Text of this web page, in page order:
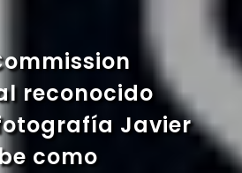
reconocido
Javier
como